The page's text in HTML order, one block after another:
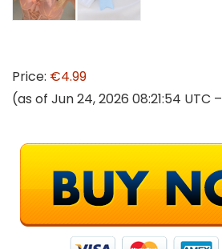
Price: €4.99
(as of Jun 24, 2026 08:21:54 UTC –